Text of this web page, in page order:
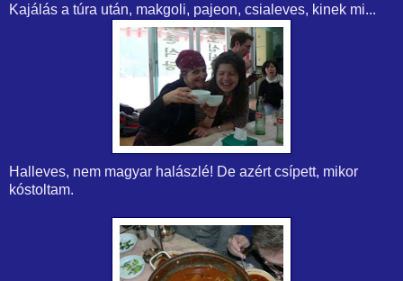
Kajálás a túra után, makgoli, pajeon, csialeves, kinek mi...
Halleves, nem magyar halászlé! De azért csípett, mikor
kóstoltam.